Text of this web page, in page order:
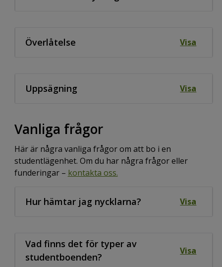
Överlåtelse Visa
Uppsägning Visa
Vanliga frågor
Här är några vanliga frågor om att bo i en
studentlägenhet. Om du har några frågor eller
funderingar – kontakta oss.
Hur hämtar jag nycklarna? Visa
Vad finns det för typer av
studentboenden?
Visa